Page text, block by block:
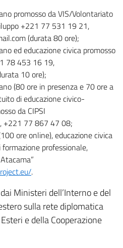
promosso da VIS/Volontariato
+221 77 531 19 21,
(durata 80 ore);
ed educazione civica promosso
78 453 16 19,
10 ore);
(80 ore in presenza e 70 ore a
di educazione civico-
da CIPSI
+221 77 867 47 08;
ore online), educazione civica
professionale,
.
Ministeri dell’Interno e del
sulla rete diplomatica
e della Cooperazione